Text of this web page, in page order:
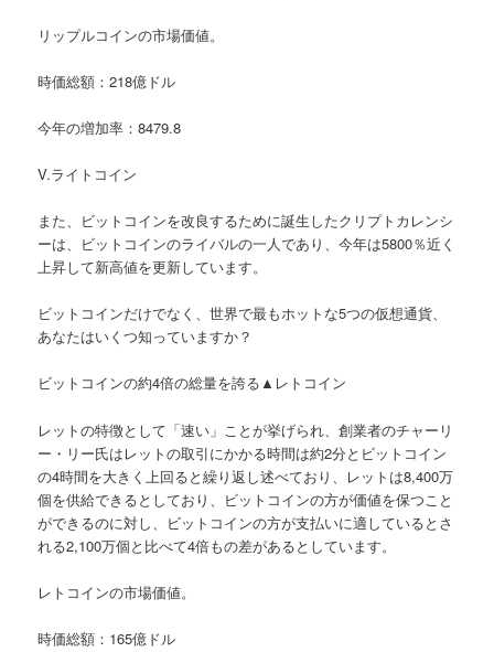
リップルコインの市場価値。
時価総額：218億ドル
今年の増加率：8479.8
V.ライトコイン
また、ビットコインを改良するために誕生したクリプトカレンシ
ーは、ビットコインのライバルの一人であり、今年は5800％近く
上昇して新高値を更新しています。
ビットコインだけでなく、世界で最もホットな5つの仮想通貨、
あなたはいくつ知っていますか？
ビットコインの約4倍の総量を誇る▲レトコイン
レットの特徴として「速い」ことが挙げられ、創業者のチャーリ
ー・リー氏はレットの取引にかかる時間は約2分とビットコイン
の4時間を大きく上回ると繰り返し述べており、レットは8,400万
個を供給できるとしており、ビットコインの方が価値を保つこと
ができるのに対し、ビットコインの方が支払いに適しているとさ
れる2,100万個と比べて4倍もの差があるとしています。
レトコインの市場価値。
時価総額：165億ドル